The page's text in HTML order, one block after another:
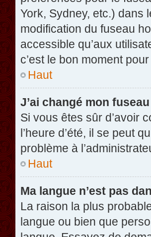
York, Sydney, etc.) dans
modification du fuseau
accessible qu’aux
c’est le bon moment
Haut
J’ai changé mon
Si vous êtes sûr d’avoir
l’heure d’été, il se peut
problème à
Haut
Ma langue n’est pas
La raison la plus
langue ou bien que